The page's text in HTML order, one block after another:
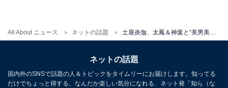
All About ニュース ネットの話題 土屋炎伽、太鳳＆神葉と“美男美女”姉弟ショットを公開！ 「いつもすてきな3姉弟」「土屋家かわいすぎます!!! 」
ネットの話題
国内外のSNSで話題の人＆トピックをタイムリーにお届けします。知ってる
だけでちょっと得する、なんだか楽しい気分になれる、ネット発「知ら（な